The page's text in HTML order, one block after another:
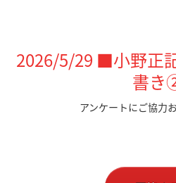
2026/5/29 ■小野正
書
アンケートにご協力